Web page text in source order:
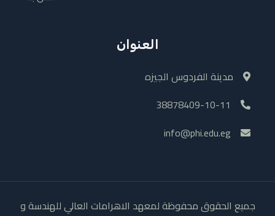
العنوان
مدينة الفردوس الجيزه
38878409-10-11
info@phi.edu.eg
جميع الحقوق محفوظة لمعهد الاهرامات العالي للهندسة و